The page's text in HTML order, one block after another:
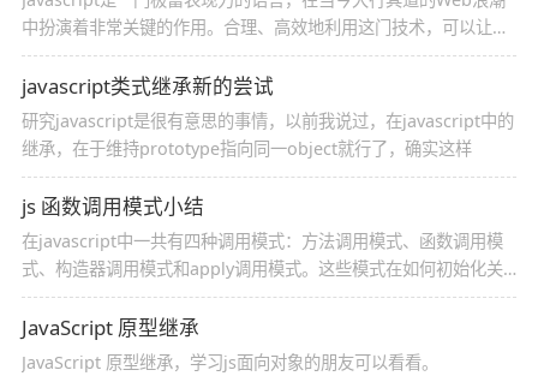
中扮演着非常关键的作用。合理、高效地利用这门技术，可以让我
们的Web世界多姿多彩。首先，我们认识一下这门技术的几个独特
的特性
javascript类式继承新的尝试
研究javascript是很有意思的事情，以前我说过，在javascript中的
继承，在于维持prototype指向同一object就行了，确实这样
js 函数调用模式小结
在javascript中一共有四种调用模式：方法调用模式、函数调用模
式、构造器调用模式和apply调用模式。这些模式在如何初始化关
键参数this上存在差异
JavaScript 原型继承
JavaScript 原型继承，学习js面向对象的朋友可以看看。